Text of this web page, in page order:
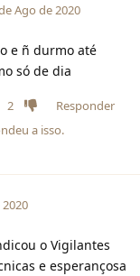
Ago de 2020
e ñ durmo até
só de dia
2
Responder
a isso.
o Vigilantes
e esperançosa